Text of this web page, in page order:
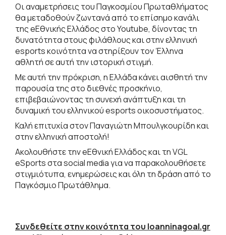
Οι αναμετρήσεις του Παγκοσμίου Πρωταθλήματος
θα μεταδοθούν ζωντανά από το επίσημο κανάλι
της eΕθνικής Ελλάδος στο Youtube, δίνοντας τη
δυνατότητα στους φιλάθλους και στην ελληνική
esports κοινότητα να στηρίξουν τον Έλληνα
αθλητή σε αυτή την ιστορική στιγμή.
Με αυτή την πρόκριση, η Ελλάδα κάνει αισθητή την
παρουσία της στο διεθνές προσκήνιο,
επιβεβαιώνοντας τη συνεχή ανάπτυξη και τη
δυναμική του ελληνικού esports οικοσυστήματος.
Καλή επιτυχία στον Παναγιώτη Μπουλγκουρίδη και
στην ελληνική αποστολή!
Ακολουθήστε την eΕθνική Ελλάδος και τη VGL
eSports στα social media για να παρακολουθήσετε
στιγμιότυπα, ενημερώσεις και όλη τη δράση από το
Παγκόσμιο Πρωτάθλημα.
Συνδεθείτε στην κοινότητα του Ioanninagoal.gr